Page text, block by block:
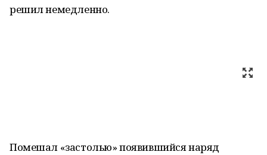
решил немедленно.
Помешал «застолью» появившийся наряд